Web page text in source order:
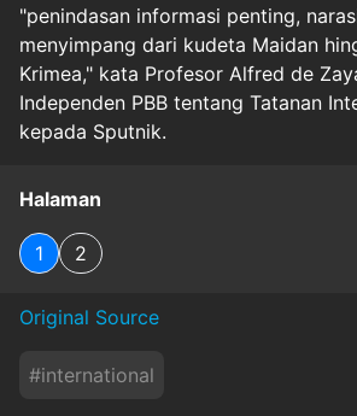
"penindasan informasi penting,
menyimpang dari kudeta Maidan
Krimea," kata Profesor Alfred de
Independen PBB tentang Tatanan
kepada Sputnik.
Halaman
1 2
Original Source
#international